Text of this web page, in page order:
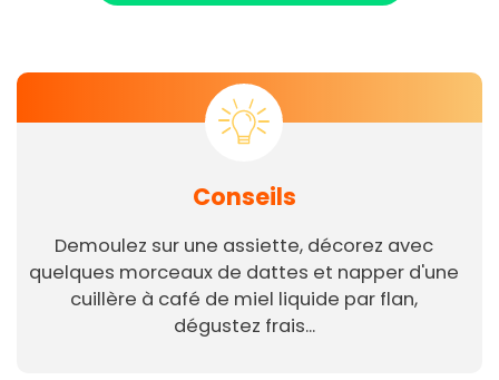
Conseils
Demoulez sur une assiette, décorez avec
quelques morceaux de dattes et napper d'une
cuillère à café de miel liquide par flan,
dégustez frais...